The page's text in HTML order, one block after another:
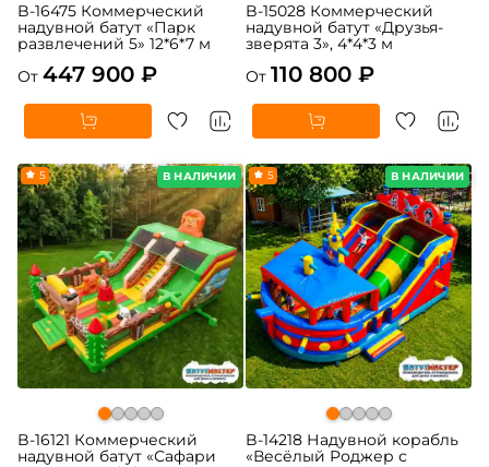
B-16475 Коммерческий
надувной батут «Парк
развлечений 5» 12*6*7 м
От 447 900 ₽
B-15028 Коммерческий
надувной батут «Друзья-
зверята 3», 4*4*3 м
От 110 800 ₽
В НАЛИЧИИ
5
B-16121 Коммерческий
надувной батут «Сафари
В НАЛИЧИИ
5
B-14218 Надувной корабль
«Весёлый Роджер с